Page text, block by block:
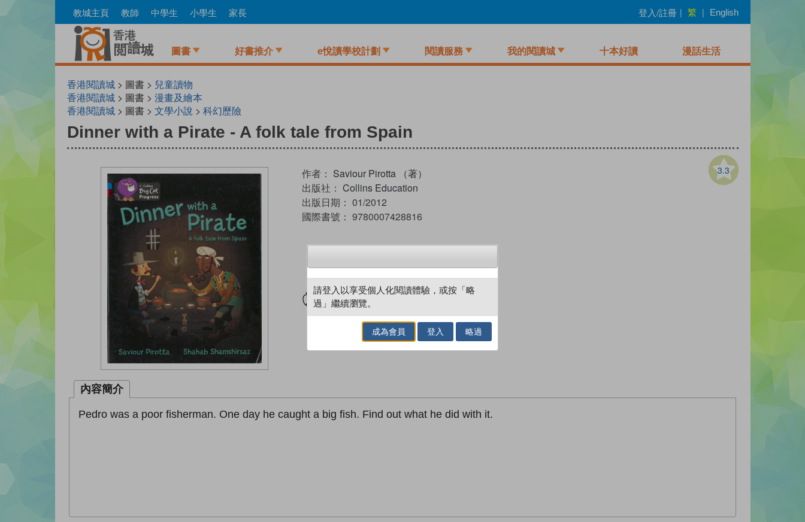
to
教城主頁 教師 中學生 小學生 家長 登入/註冊 | 繁 | English
圖書 好書推介 e悅讀學校計劃 閱讀服務 我的閱讀城 十本好讀 漫話生活
香港閱讀城> 圖書 > 兒童讀物
香港閱讀城> 圖書 > 漫畫及繪本
香港閱讀城> 圖書 > 文學小說 > 科幻歷險
Dinner with a Pirate - A folk tale from Spain
3.3
作者： Saviour Pirotta （著）
出版社： Collins Education
出版日期： 01/2012
國際書號： 9780007428816
試閲 加入閱讀紀錄
內容簡介
Pedro was a poor fisherman. One day he caught a big fish. Find out what he did with it.
請登入以享受個人化閱讀體驗，或按「略
過」繼續瀏覽。
成為會員 登入 略過